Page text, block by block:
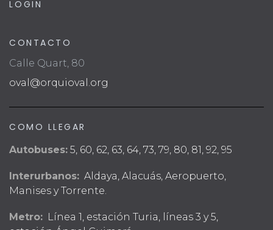
LOGIN
CONTACTO
Calle Quart, 80
oval@orquioval.org
COMO LLEGAR
Autobuses: 5, 60, 62, 63, 64, 73, 79, 80, 81, 92, 95
Interurbanos: Aldaya, Alacuás, Aeropuerto,
Manises y Torrente.
Metro: Línea 1, estación Turia, líneas 3 y 5,